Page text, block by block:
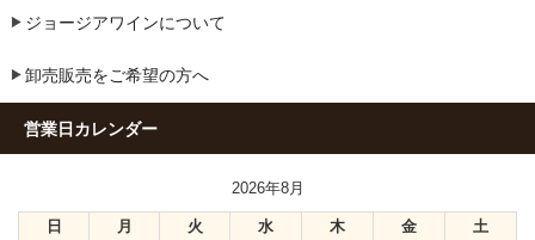
ジョージアワインについて
卸売販売をご希望の方へ
営業日カレンダー
2026年8月
日 月 火 水 木 金
土